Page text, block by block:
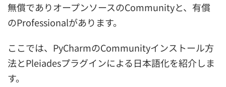
無償でありオープンソースのCommunityと、有償
のProfessionalがあります。
ここでは、PyCharmのCommunityインストール方
法とPleiadesプラグインによる日本語化を紹介しま
す。